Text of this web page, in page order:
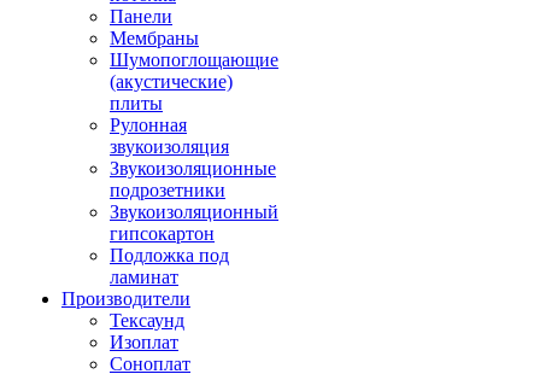
Панели
Мембраны
Шумопоглощающие
(акустические)
плиты
Рулонная
звукоизоляция
Звукоизоляционные
подрозетники
Звукоизоляционный
гипсокартон
Подложка под
ламинат
Производители
Тексаунд
Изоплат
Соноплат